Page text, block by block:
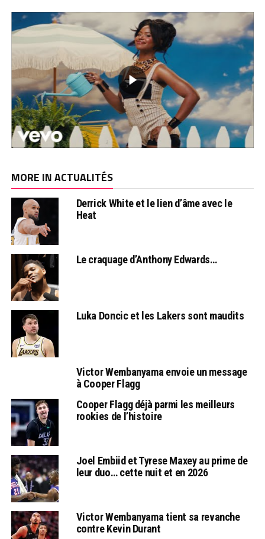
MORE IN ACTUALITÉS
Derrick White et le lien d’âme avec le
Heat
Le craquage d’Anthony Edwards…
Luka Doncic et les Lakers sont maudits
Victor Wembanyama envoie un message
à Cooper Flagg
Cooper Flagg déjà parmi les meilleurs
rookies de l’histoire
Joel Embiid et Tyrese Maxey au prime de
leur duo… cette nuit et en 2026
Victor Wembanyama tient sa revanche
contre Kevin Durant